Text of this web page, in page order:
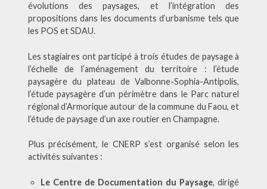
évolutions des paysages, et l’intégration des
propositions dans les documents d’urbanisme tels que
les POS et SDAU.
Les stagiaires ont participé à trois études de paysage à
l’échelle de l’aménagement du territoire : l’étude
paysagère du plateau de Valbonne-Sophia-Antipolis,
l’étude paysagère d’un périmètre dans le Parc naturel
régional d’Armorique autour de la commune du Faou, et
l’étude de paysage d’un axe routier en Champagne.
Plus précisément, le CNERP s’est organisé selon les
activités suivantes :
Le Centre de Documentation du Paysage, dirigé